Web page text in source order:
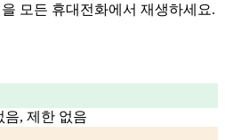
모든 휴대전화에서 재생하세요.
음, 제한 없음